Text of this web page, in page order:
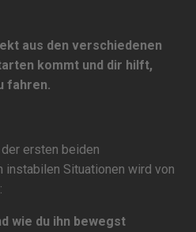
aus den verschiedenen
kommt und dir hilft,
fahren.
der ersten beiden
instabilen Situationen wird von
wie du ihn bewegst